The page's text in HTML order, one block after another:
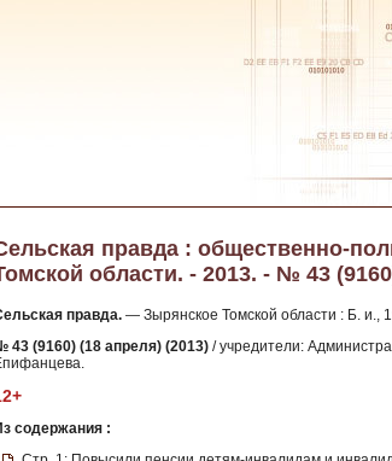
правда : общественно-
области. - 2013. - № 43
правда. — Зырянское Томской области : Б. и.,
43 (9160) (18 апреля) (2013) / учредители:
содержания :